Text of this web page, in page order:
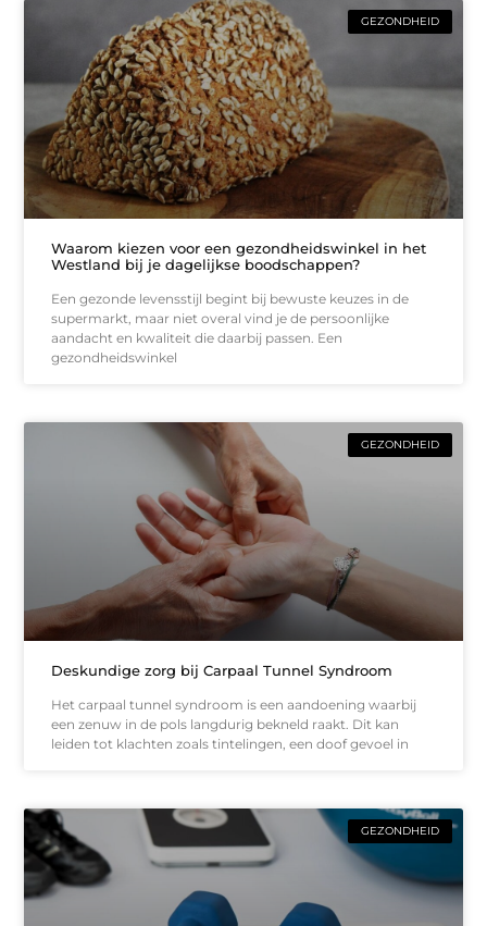
GEZONDHEID
Waarom kiezen voor een gezondheidswinkel in het
Westland bij je dagelijkse boodschappen?
Een gezonde levensstijl begint bij bewuste keuzes in de
supermarkt, maar niet overal vind je de persoonlijke
aandacht en kwaliteit die daarbij passen. Een
gezondheidswinkel
GEZONDHEID
Deskundige zorg bij Carpaal Tunnel Syndroom
Het carpaal tunnel syndroom is een aandoening waarbij
een zenuw in de pols langdurig bekneld raakt. Dit kan
leiden tot klachten zoals tintelingen, een doof gevoel in
GEZONDHEID